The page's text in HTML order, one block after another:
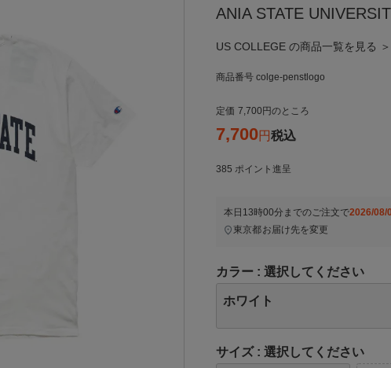
ANIA STATE
US COLLEGE の商品一覧を見る ＞
商品番号 colge-penstlogo
定価 7,700 のところ
7,700 税込
385 ポイント進呈
本日 13時00分 までのご注文で2026/08/
東京都お届け先を変更
カラー 選択してください
ホワイト
サイズ 選択してください